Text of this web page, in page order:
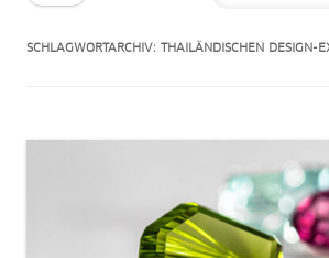
SCHLAGWORTARCHIV: THAILÄNDISCHEN DESIGN-